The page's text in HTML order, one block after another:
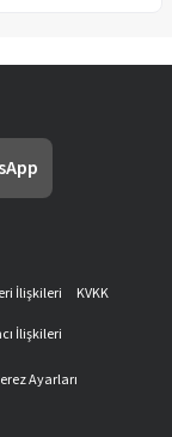
İlişkileri
KVKK
İlişkileri
Ayarları